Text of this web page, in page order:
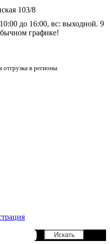
103/8
до 16:00, вс: выходной. 9
графике!
отгрузка в регионы